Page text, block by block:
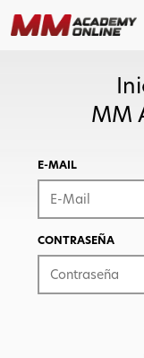
MM
E-MAIL
CONTRASEÑA